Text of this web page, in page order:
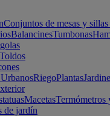
Conjuntos de mesas y
BalancinesTumbonas
Toldos
RiegoPlantas
MacetasTermómetros
de jardín